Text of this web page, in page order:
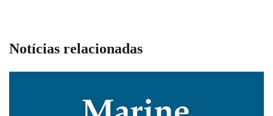
Notícias relacionadas